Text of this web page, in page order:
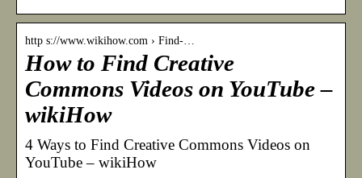
http s://www.wikihow.com › Find-…
How to Find Creative
Commons Videos on YouTube –
wikiHow
4 Ways to Find Creative Commons Videos on
YouTube – wikiHow